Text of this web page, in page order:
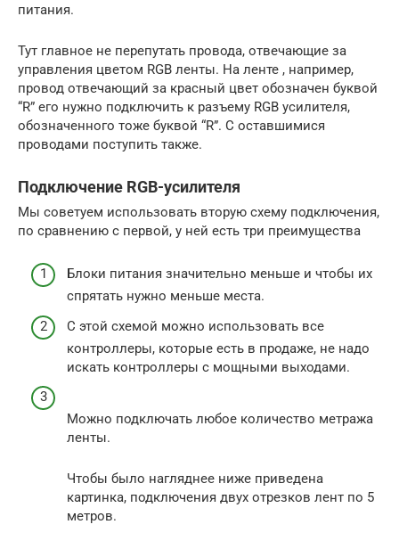
питания.
Тут главное не перепутать провода, отвечающие за
управления цветом RGB ленты. На ленте , например,
провод отвечающий за красный цвет обозначен буквой
“R” его нужно подключить к разъему RGB усилителя,
обозначенного тоже буквой “R”. С оставшимися
проводами поступить также.
Подключение RGB-усилителя
Мы советуем использовать вторую схему подключения,
по сравнению с первой, у ней есть три преимущества
Блоки питания значительно меньше и чтобы их
спрятать нужно меньше места.
С этой схемой можно использовать все
контроллеры, которые есть в продаже, не надо
искать контроллеры с мощными выходами.
Можно подключать любое количество метража
ленты.
Чтобы было нагляднее ниже приведена
картинка, подключения двух отрезков лент по 5
метров.